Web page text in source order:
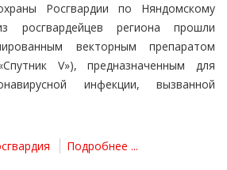
Росгвардии по Няндомскому
росгвардейцев региона прошли
векторным препаратом
V»), предназначенным для
инфекции, вызванной
Подробнее ...